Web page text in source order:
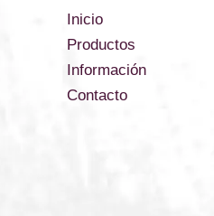
Inicio
Productos
Información
Contacto